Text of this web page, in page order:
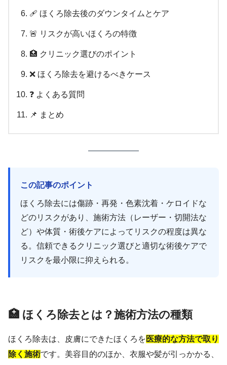
🩹 ほくろ除去後のダウンタイムとケア
🚨 リスクが高いほくろの特徴
🏥 クリニック選びのポイント
❌ ほくろ除去を避けるべきケース
❓ よくある質問
📌 まとめ
この記事のポイント
ほくろ除去には傷跡・再発・色素沈着・ケロイドな
どのリスクがあり、施術方法（レーザー・切開法な
ど）や体質・術後ケアによってリスクの程度は異な
る。信頼できるクリニック選びと適切な術後ケアで
リスクを最小限に抑えられる。
🏥 ほくろ除去とは？施術方法の種類
ほくろ除去は、皮膚にできたほくろを 医療的な方法で取り
除く施術です。美容目的のほか、衣服や髪が引っかかる、